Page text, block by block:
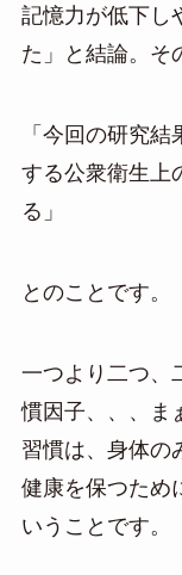
記憶力が低下し
た」と結論。そ
「今回の研究
する公衆衛生上
る」
とのことです。
一つより二つ、
慣因子、、、ま
習慣は、身体の
健康を保つため
いうことです。